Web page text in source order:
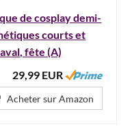
de cosplay demi-
courts et
fête (A)
29,99 EUR
Acheter sur Amazon